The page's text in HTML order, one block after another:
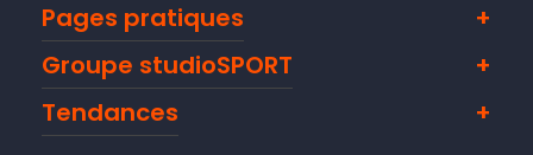
Pages pratiques
Groupe studioSPORT
Tendances